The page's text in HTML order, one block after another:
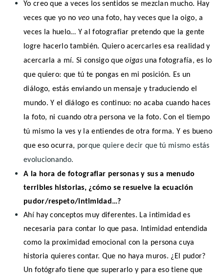
Yo creo que a veces los sentidos se mezclan mucho. Hay
veces que yo no veo una foto, hay veces que la oigo, a
veces la huelo… Y al fotografiar pretendo que la gente
logre hacerlo también. Quiero acercarles esa realidad y
acercarla a mí. Si consigo queoigas una fotografía, es lo
que quiero: que tú te pongas en mi posición. Es un
diálogo, estás enviando un mensaje y traduciendo el
mundo. Y el diálogo es continuo: no acaba cuando haces
la foto, ni cuando otra persona ve la foto. Con el tiempo
tú mismo la ves y la entiendes de otra forma. Y es bueno
que eso ocurra, porque quiere decir que tú mismo estás
evolucionando.
A la hora de fotografiar personas y sus a menudo
terribles historias, ¿cómo se resuelve la ecuación
pudor/respeto/intimidad…?
Ahí hay conceptos muy diferentes. La intimidad es
necesaria para contar lo que pasa. Intimidad entendida
como la proximidad emocional con la persona cuya
historia quieres contar. Que no haya muros. ¿El pudor?
Un fotógrafo tiene que superarlo y para eso tiene que